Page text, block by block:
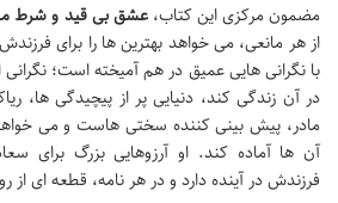
مضمون مرکزی این کتاب،عشق بی قید و شرط
از هر مانعی، می خواهد بهترین ها را برای
با نگرانی هایی عمیق در هم آمیخته است؛ نگرانی
در آن زندگی کند، دنیایی پر از پیچیدگی ها،
مادر، پیش بینی کننده سختی هاست و می خواهد
آن ها آماده کند. او آرزوهایی بزرگ برای
فرزندش در آینده دارد و در هر نامه، قطعه ای